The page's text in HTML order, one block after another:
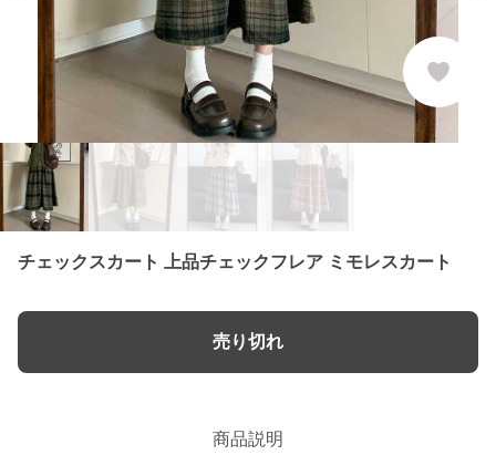
チェックスカート 上品チェックフレア ミモレスカート
売り切れ
商品説明